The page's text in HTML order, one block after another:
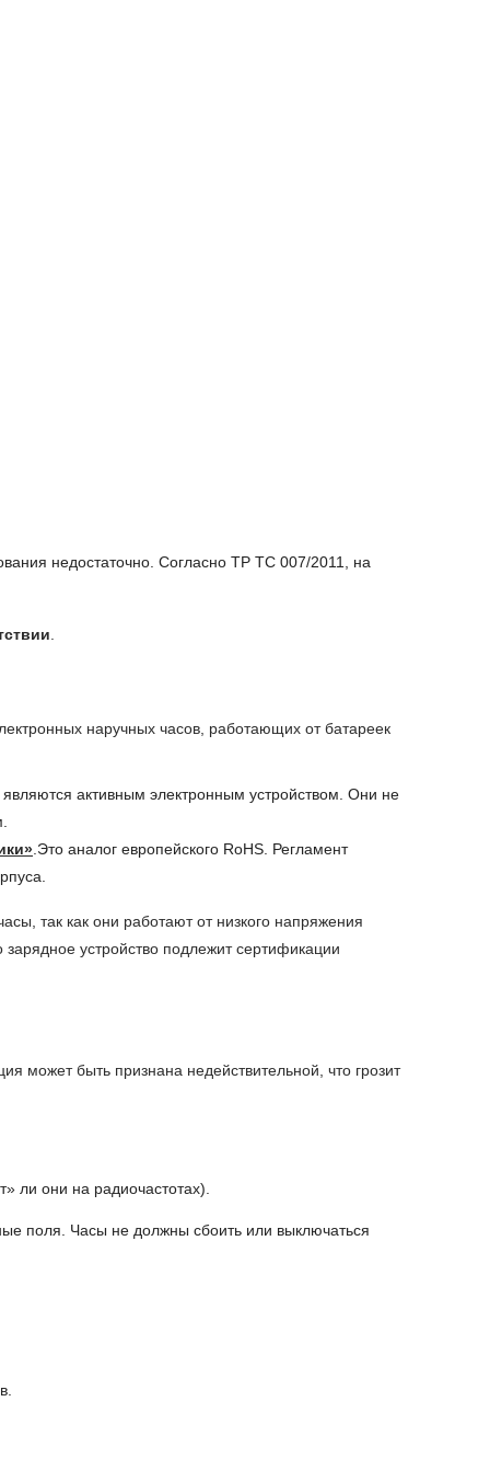
недостаточно. Согласно ТР ТС 007/2011, на
наручных часов, работающих от батареек
активным электронным устройством. Они не
.Это аналог европейского RoHS. Регламент
так как они работают от низкого напряжения
устройство подлежит сертификации
может быть признана недействительной, что грозит
они на радиочастотах).
поля. Часы не должны сбоить или выключаться